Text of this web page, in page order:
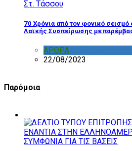
70 Χρόνια από τον φονικό
Λαϊκής Συσπείρωσης με
ΑΡΘΡΑ
22/08/2023
Παρόμοια